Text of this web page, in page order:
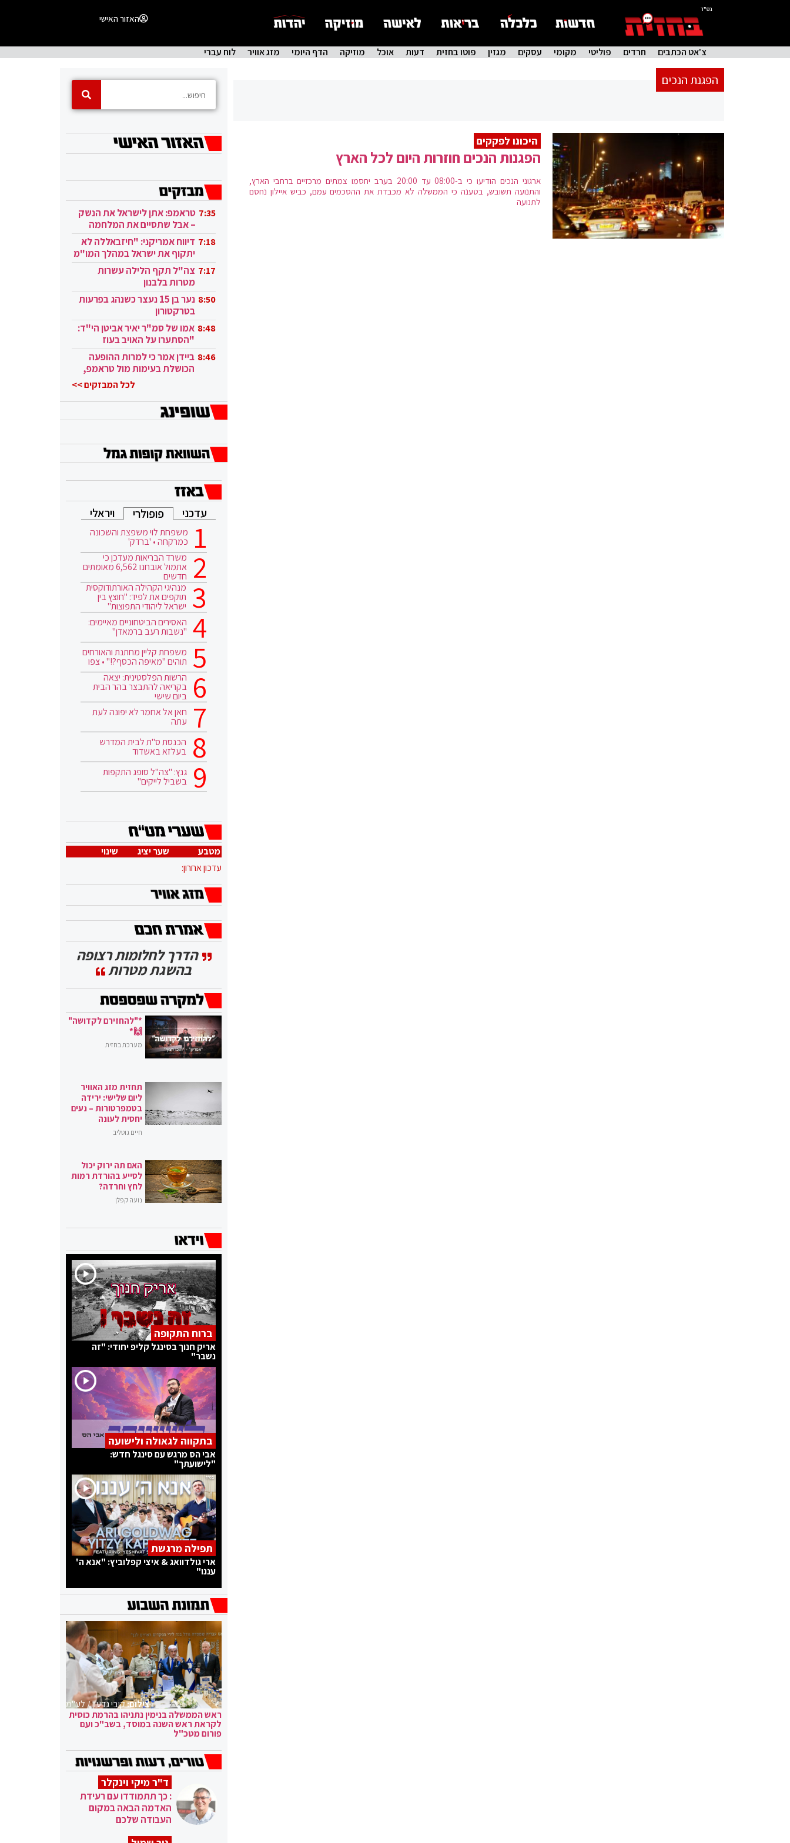
בס"ד
האזור האישי
צ'אט הכתבים חרדים פוליטי מקומי עסקים מגזין פוטו בחזית דעות אוכל מוזיקה הדף היומי מזג אוויר לוח עברי
הפגנת הנכים
היכונו לפקקים
הפגנות הנכים חוזרות היום לכל הארץ
ארגוני הנכים הודיעו כי ב-08:00 עד 20:00 בערב יחסמו צמתים מרכזיים ברחבי הארץ,
והתנועה תשובש, בטענה כי הממשלה לא מכבדת את ההסכמים עמם, כביש איילון נחסם
לתנועה
7:35 טראמפ: אתן לישראל את הנשק
– אבל שתסיים את המלחמה
בעזה 7:18 דיווח אמריקני: "חיזבאללה לא
יתקוף את ישראל במהלך המו"מ
בקטאר" 7:17 צה"ל תקף הלילה עשרות
מטרות בלבנון
8:50
נער בן 15 נעצר כשנהג בפרעות
בטרקטורון
8:48 אמו של סמ"ר יאיר אביטן הי"ד:
"הסתערו על האויב בעוז
ובגבורה" 8:46 ביידן אמר כי למרות ההופעה
הכושלת בעימות מול טראמפ,
לכל המבזקים >>
עדכני פופולרי ויראלי
משפחת לוי משפצת והשכונה
כמרקחה • 'ברדק'
משרד הבריאות מעדכן כי
אתמול אובחנו 6,562 מאומתים
חדשים
מנהיגי הקהילה האורתודוקסית
תוקפים את לפיד: "חוצץ בין
ישראל ליהודי התפוצות"
האסירים הביטחוניים מאיימים:
"נשבות רעב ברמאדן"
משפחת קליין מחתנת והאורחים
תוהים "מאיפה הכסף?!" • צפו
הרשות הפלסטינית: יצאה
בקריאה להתבצר בהר הבית
ביום שישי
חאן אל אחמר לא יפונה לעת
עתה
הכנסת ס"ת לבית המדרש
בעלזא באשדוד
גנץ: "צה"ל סופג התקפות
בשביל לייקים"
מטבע שער יציג
שינוי
עדכון אחרון:
הדרך לחלומות רצופה
בהשגת מטרות
*"להחזירם לקדושה"
🙌*
מערכת בחזית
תחזית מזג האוויר
ליום שלישי: ירידה
בטמפרטורות – נעים
יחסית לעונה
חיים גוטליב
האם תה ירוק יכול
לסייע בהורדת רמות
לחץ וחרדה?
נועה קפלן
ברוח התקופה
אריק חנוך בסינגל קליפ יחודי: "זה
נשבר"
בתקווה לגאולה ולישועה
אבי הס מרגש עם סינגל חדש:
"לישועתך"
תפילה מרגשת
ארי גולדוואג & איצי קפלוביץ: "אנא ה'
עננו"
צילום:קובי גדעון / לע"מ
ראש הממשלה בנימין נתניהו בהרמת כוסית
לקראת ראש השנה במוסד, בשב"כ ועם
פורום מטכ"ל
ד"ר מיקי וינקלר
: כך תתמודדו עם רעידת
האדמה הבאה במקום
העבודה שלכם